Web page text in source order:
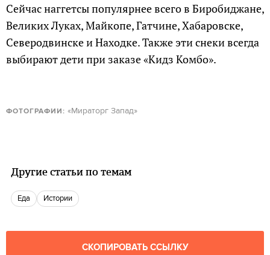
Сейчас наггетсы популярнее всего в Биробиджане,
Великих Луках, Майкопе, Гатчине, Хабаровске,
Северодвинске и Находке. Также эти снеки всегда
выбирают дети при заказе «Кидз Комбо».
ФОТОГРАФИИ: «Мираторг Запад»
Другие статьи по темам
еда истории
СКОПИРОВАТЬ ССЫЛКУ